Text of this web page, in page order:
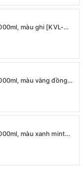
màu ghi [KVL-
màu vàng đồng
màu xanh mint